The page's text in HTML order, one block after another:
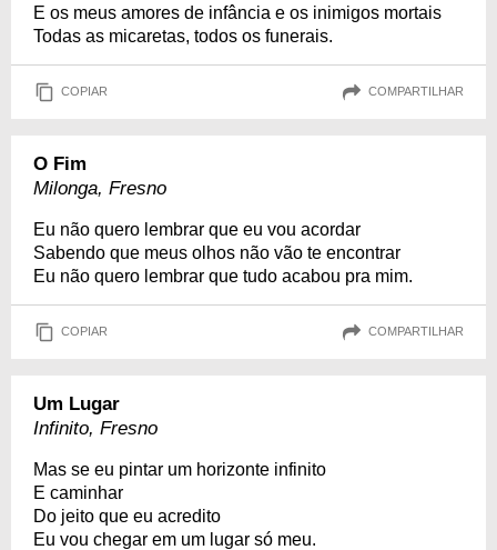
E os meus amores de infância e os inimigos mortais
Todas as micaretas, todos os funerais.
COPIAR COMPARTILHAR
O Fim
Milonga, Fresno
Eu não quero lembrar que eu vou acordar
Sabendo que meus olhos não vão te encontrar
Eu não quero lembrar que tudo acabou pra mim.
COPIAR COMPARTILHAR
Um Lugar
Infinito, Fresno
Mas se eu pintar um horizonte infinito
E caminhar
Do jeito que eu acredito
Eu vou chegar em um lugar só meu.